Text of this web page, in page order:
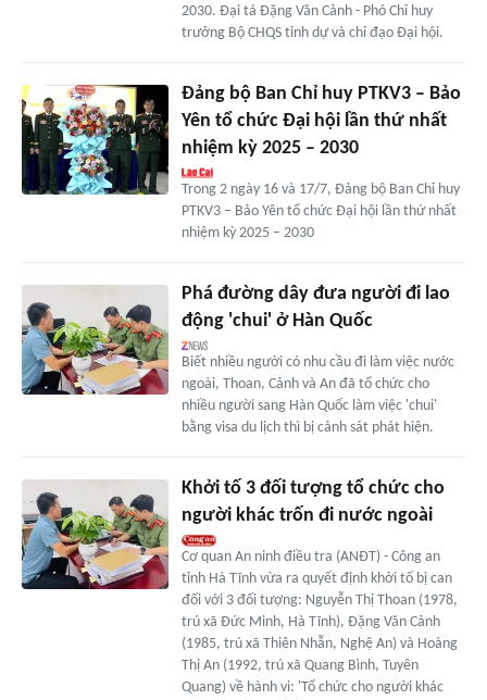
2030. Đại tá Đặng Văn Cảnh - Phó Chỉ huy
trưởng Bộ CHQS tỉnh dự và chỉ đạo Đại hội.
Đảng bộ Ban Chỉ huy PTKV3 – Bảo
Yên tổ chức Đại hội lần thứ nhất
nhiệm kỳ 2025 – 2030
Trong 2 ngày 16 và 17/7, Đảng bộ Ban Chỉ huy
PTKV3 – Bảo Yên tổ chức Đại hội lần thứ nhất
nhiệm kỳ 2025 – 2030
Phá đường dây đưa người đi lao
động 'chui' ở Hàn Quốc
Biết nhiều người có nhu cầu đi làm việc nước
ngoài, Thoan, Cảnh và An đã tổ chức cho
nhiều người sang Hàn Quốc làm việc 'chui'
bằng visa du lịch thì bị cảnh sát phát hiện.
Khởi tố 3 đối tượng tổ chức cho
người khác trốn đi nước ngoài
Cơ quan An ninh điều tra (ANĐT) - Công an
tỉnh Hà Tĩnh vừa ra quyết định khởi tố bị can
đối với 3 đối tượng: Nguyễn Thị Thoan (1978,
trú xã Đức Minh, Hà Tĩnh), Đặng Văn Cảnh
(1985, trú xã Thiên Nhẫn, Nghệ An) và Hoàng
Thị An (1992, trú xã Quang Bình, Tuyên
Quang) về hành vi: 'Tổ chức cho người khác